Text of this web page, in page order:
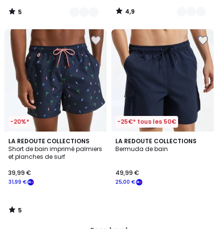
notre
programme
payer
à
la
place
31,99
5
/
4,9
/
-20%*
LA REDOUTE COLLECTIONS
Short de bain imprimé palmiers
et planches de surf
31,99 €
39,99 €
5
/
5
5
/
-25€* tous les 50€
LA REDOUTE COLLECTIONS
Bermuda de bain
25,00 €
49,99 €